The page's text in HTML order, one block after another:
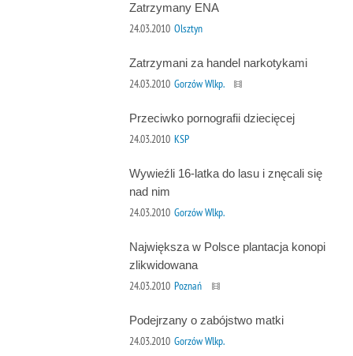
Zatrzymany ENA
24.03.2010 Olsztyn
Zatrzymani za handel narkotykami
24.03.2010 Gorzów Wlkp.
Przeciwko pornografii dziecięcej
24.03.2010 KSP
Wywieźli 16-latka do lasu i znęcali się
nad nim
24.03.2010 Gorzów Wlkp.
Największa w Polsce plantacja konopi
zlikwidowana
24.03.2010 Poznań
Podejrzany o zabójstwo matki
24.03.2010 Gorzów Wlkp.